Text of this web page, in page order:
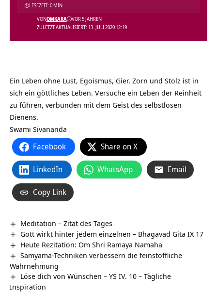
ZULETZT AKTUALISIERT: 13. JULI 2020 12:19
VONOMKARA VOR 5 JAHREN
LESEZEIT: 0 MIN
Ein Leben ohne Lust, Egoismus, Gier, Zorn und Stolz ist in
sich ein göttliches Leben. Versuche ein Leben der Reinheit
zu führen, verbunden mit dem Geist des selbstlosen
Dienens.
Swami Sivananda
Facebook Share on X
LinkedIn WhatsApp Email
Copy Link
Meditation – Zitat des Tages
Gott wirkt hinter jedem einzelnen – Bhagavad Gita IX 17
Heute Rezitation: Om Shri Ramaya Namaha
Samyama-Techniken verbessern die feinstoffliche
Wahrnehmung
Löse dich von Wünschen – YS IV. 10 – Tägliche
Inspiration